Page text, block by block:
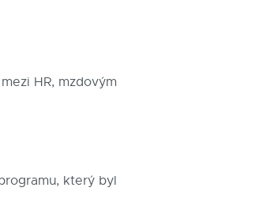
HR, mzdovým
který byl